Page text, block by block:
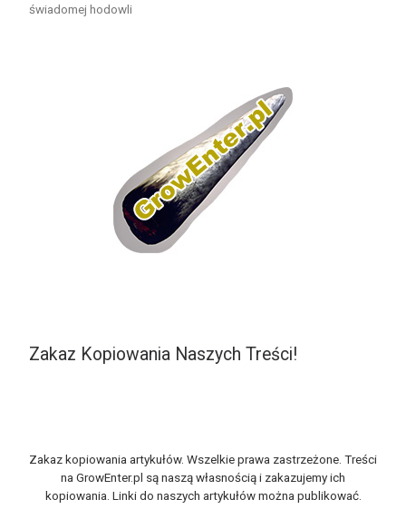
świadomej hodowli
Zakaz Kopiowania Naszych Treści!
Zakaz kopiowania artykułów. Wszelkie prawa zastrzeżone. Treści
na GrowEnter.pl są naszą własnością i zakazujemy ich
kopiowania. Linki do naszych artykułów można publikować.